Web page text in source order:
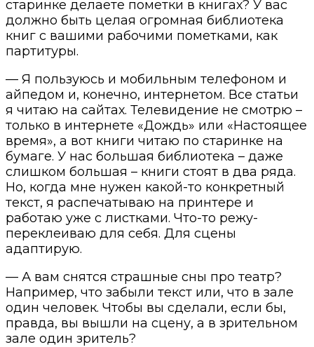
старинке делаете пометки в книгах? У вас
должно быть целая огромная библиотека
книг с вашими рабочими пометками, как
партитуры.
— Я пользуюсь и мобильным телефоном и
айпедом и, конечно, интернетом. Все статьи
я читаю на сайтах. Телевидение не смотрю –
только в интернете «Дождь» или «Настоящее
время», а вот книги читаю по старинке на
бумаге. У нас большая библиотека – даже
слишком большая – книги стоят в два ряда.
Но, когда мне нужен какой-то конкретный
текст, я распечатываю на принтере и
работаю уже с листками. Что-то режу-
переклеиваю для себя. Для сцены
адаптирую.
— А вам снятся страшные сны про театр?
Например, что забыли текст или, что в зале
один человек. Чтобы вы сделали, если бы,
правда, вы вышли на сцену, а в зрительном
зале один зритель?